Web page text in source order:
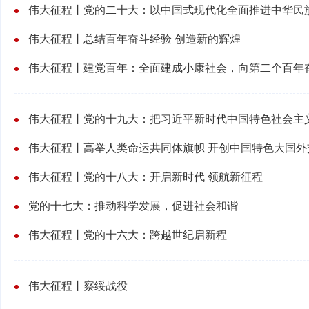
伟大征程丨党的二十大：以中国式现代化全面推进中华民
伟大征程丨总结百年奋斗经验 创造新的辉煌
伟大征程丨建党百年：全面建成小康社会，向第二个百年
伟大征程丨高举人类命运共同体旗帜 开创中国特色大国
伟大征程丨党的十八大：开启新时代 领航新征程
党的十七大：推动科学发展，促进社会和谐
伟大征程丨党的十六大：跨越世纪启新程
伟大征程丨察绥战役